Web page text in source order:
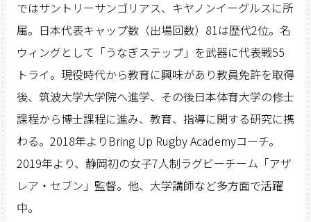
ではサントリーサンゴリアス、キヤノンイーグルスに所
属。日本代表キャップ数（出場回数）81は歴代2位。名
ウィングとして「うなぎステップ」を武器に代表戦55
トライ。現役時代から教育に興味があり教員免許を取得
後、筑波大学大学院へ進学、その後日本体育大学の修士
課程から博士課程に進み、教育、指導に関する研究に携
わる。2018年よりBring Up Rugby Academyコーチ。
2019年より、静岡初の女子7人制ラグビーチーム「アザ
レア・セブン」監督。他、大学講師など多方面で活躍
中。